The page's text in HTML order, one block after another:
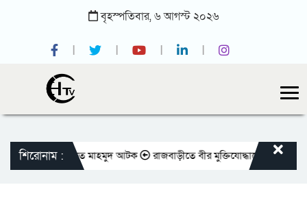
বৃহস্পতিবার,৬আগস্ট ২০২৬
শিরোনাম :
সভাপতি শওকত মাহমুদ আটক রাজবাড়ীতে বীর মুক্তিযোদ্ধাদের জন্য সংরক্ষিত